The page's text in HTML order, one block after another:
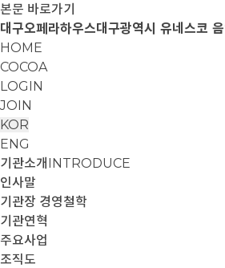
본문 바로가기
대구오페라하우스대구광역시 유네스코
HOME
COCOA
LOGIN
JOIN
KOR
ENG
기관소개 INTRODUCE
인사말
기관장 경영철학
기관연혁
주요사업
조직도